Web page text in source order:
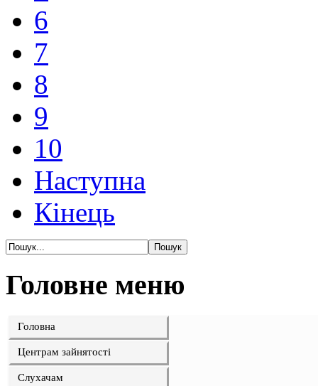
6
7
8
9
10
Наступна
Кінець
Головне меню
Головна
Центрам зайнятості
Слухачам